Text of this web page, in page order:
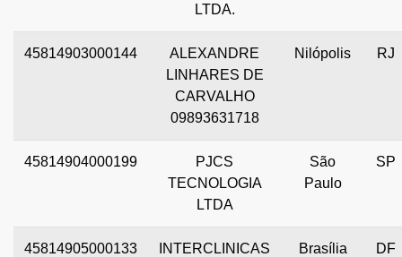
LTDA.
45814903000144
ALEXANDRE
LINHARES DE
CARVALHO
09893631718
Nilópolis RJ
45814904000199
PJCS
TECNOLOGIA
LTDA
São
Paulo
SP
45814905000133
INTERCLINICAS
Brasília DF